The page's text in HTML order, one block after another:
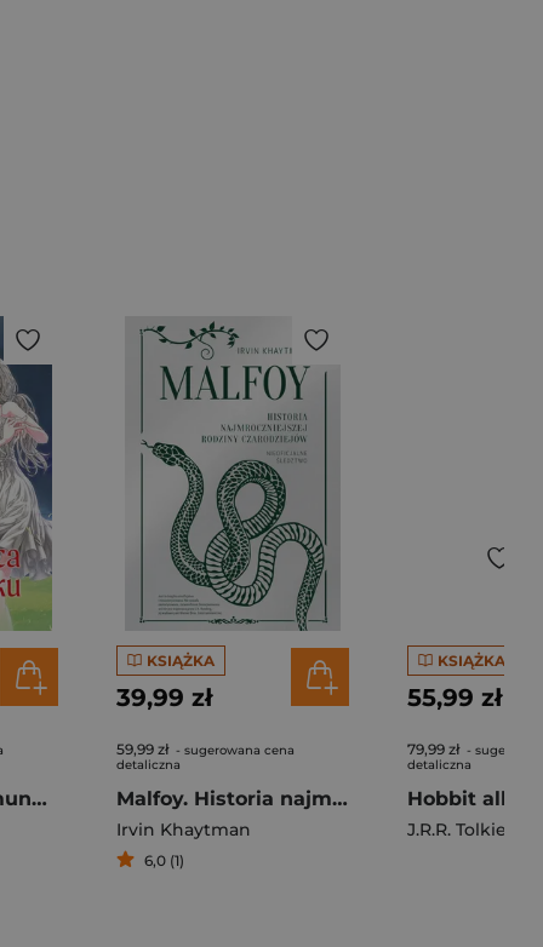
Wampirzyca w mundurku. Tom 3
KSIĄŻKA
39,99 zł
59,99 zł - sugerowana cena
detaliczna
Malfoy. Historia najmroczniejszej rodziny czarodziejów
Irvin Khaytman
6,0 (1)
KSIĄŻKA
55,99 zł
79,99 zł -
detaliczna
J.R.R. Tolkien